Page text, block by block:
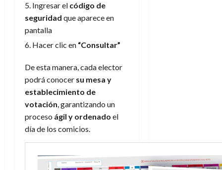
Ingresar el código de
seguridad que aparece en
pantalla
Hacer clic en “Consultar”
De esta manera, cada elector
podrá conocer su mesa y
establecimiento de
votación, garantizando un
proceso ágil y ordenado el
día de los comicios.